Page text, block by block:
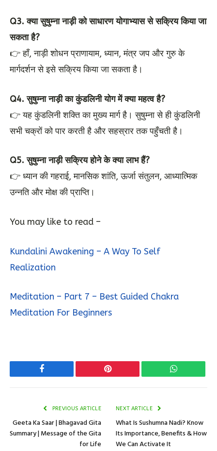
Q3. क्या सुषुम्ना नाड़ी को साधारण योगाभ्यास से सक्रिय किया जा
सकता है?
👉 हाँ, नाड़ी शोधन प्राणायाम, ध्यान, मंत्र जप और गुरु के
मार्गदर्शन से इसे सक्रिय किया जा सकता है।
Q4. सुषुम्ना नाड़ी का कुंडलिनी योग में क्या महत्व है?
👉 यह कुंडलिनी शक्ति का मुख्य मार्ग है। सुषुम्ना से ही कुंडलिनी
सभी चक्रों को पार करती है और सहस्रार तक पहुँचती है।
Q5. सुषुम्ना नाड़ी सक्रिय होने के क्या लाभ हैं?
👉 ध्यान की गहराई, मानसिक शांति, ऊर्जा संतुलन, आध्यात्मिक
उन्नति और मोक्ष की प्राप्ति।
You may like to read –
Kundalini Awakening – A Way To Self
Realization
Meditation – Part 7 – Best Guided Chakra
Meditation For Beginners
Facebook Pinterest WhatsApp
PREVIOUS ARTICLE
Geeta Ka Saar | Bhagavad Gita
Summary | Message of the Gita
for Life
NEXT ARTICLE
What Is Sushumna Nadi? Know
Its Importance, Benefits & How
We Can Activate It